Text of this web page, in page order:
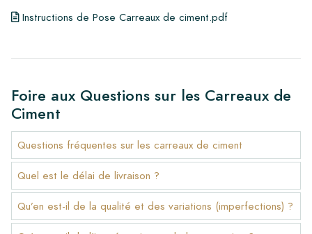
Instructions de Pose Carreaux de ciment.pdf
Foire aux Questions sur les Carreaux de
Ciment
Questions fréquentes sur les carreaux de ciment
Quel est le délai de livraison ?
Qu’en est-il de la qualité et des variations (imperfections) ?